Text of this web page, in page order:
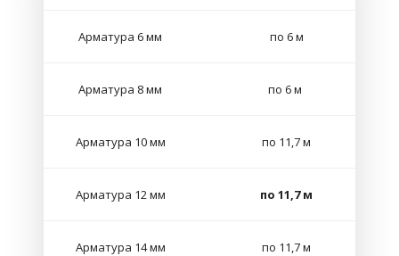
Арматура 6 мм по 6 м
Арматура 8 мм по 6 м
Арматура 10 мм по 11,7 м
Арматура 12 мм по 11,7 м
Арматура 14 мм по 11,7 м